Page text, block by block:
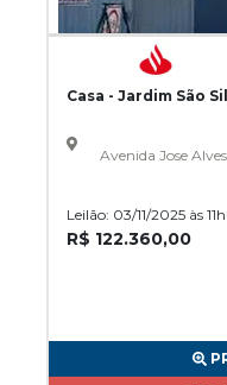
Casa - Jardim São
Avenida Jose
Leilão: 03/11/2025 às
R$ 122.360,00